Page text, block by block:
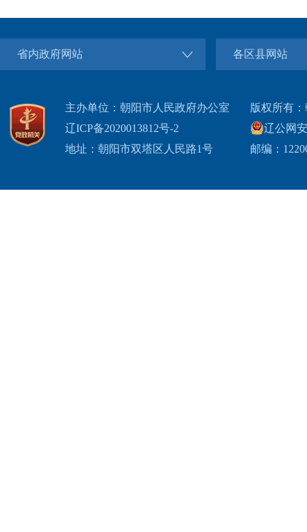
省内政府网站 各区县网站
主办单位：朝阳市人民政府办公室
辽ICP备2020013812号-2
地址：朝阳市双塔区人民路1号
版权所有
辽公网
邮编：